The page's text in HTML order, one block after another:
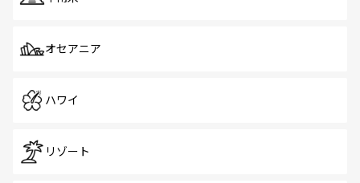
オセアニア
ハワイ
リゾート